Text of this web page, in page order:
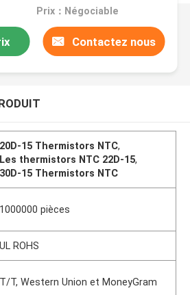
Prix：Négociable
Contactez nous
20D-15 Thermistors NTC,
Les thermistors NTC 22D-15,
30D-15 Thermistors NTC
1000000 pièces
UL ROHS
T/T, Western Union et MoneyGram